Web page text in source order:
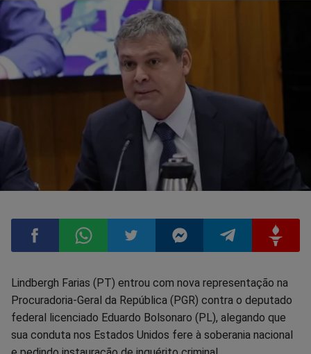
Compartilhar
no
Facebook
Compartilhar
no
Whatsapp
Compartilhar
no
Twitter
Compartilhar
no
Messenger
Compartilhar
no
Telegram
no
Lindbergh Farias (PT) entrou com nova representação na
Procuradoria-Geral da República (PGR) contra o deputado
federal licenciado Eduardo Bolsonaro (PL), alegando que
sua conduta nos Estados Unidos fere à soberania nacional